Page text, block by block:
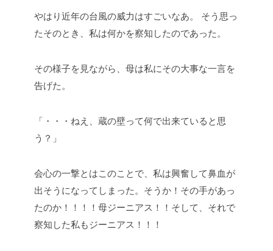
やはり近年の台風の威力はすごいなあ。
そう思っ
たそのとき、私は何かを察知したのであった。
その様子を見ながら、母は私にその大事な一言を
告げた。
「・・・ねえ、蔵の壁って何で出来ていると思
う？」
会心の一撃とはこのことで、私は興奮して鼻血が
出そうになってしまった。そうか！その手があっ
たのか！！！！母ジーニアス！！そして、それで
察知した私もジーニアス！！！